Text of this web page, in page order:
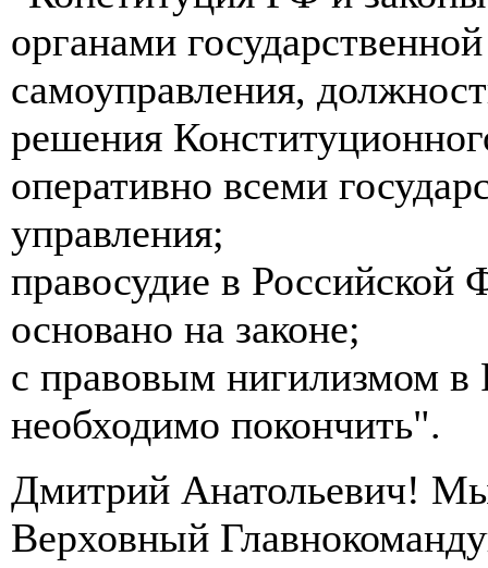
органами
самоуправления,
решения
оперативно всеми
управления;
правосудие в
основано на законе;
с правовым нигилизмом в
необходимо покончить".
Дмитрий Анатольевич!
Верховный